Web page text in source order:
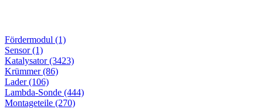
Fördermodul (1)
Sensor (1)
Katalysator (3423)
Krümmer (86)
Lader (106)
Lambda-Sonde (444)
Montageteile (270)